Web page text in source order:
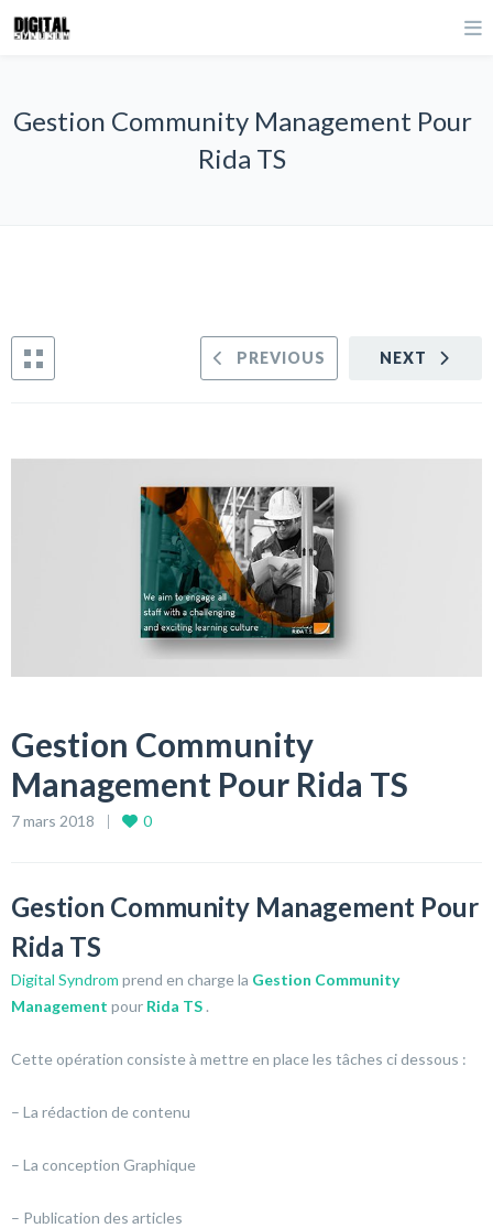
Gestion Community Management Pour
Rida TS
NEXT
PREVIOUS
Gestion Community
Management Pour Rida TS
7 mars 2018 0
Gestion Community Management Pour
Rida TS
Digital Syndrom prend en charge la Gestion Community
Management pour Rida TS .
Cette opération consiste à mettre en place les tâches ci dessous :
– La rédaction de contenu
– La conception Graphique
– Publication des articles